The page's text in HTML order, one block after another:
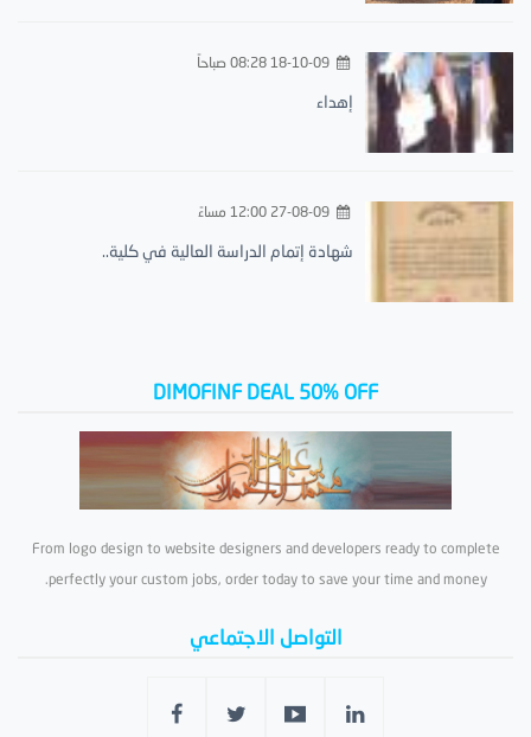
18-10-09 08:28 صباحاً
إهداء
27-08-09 12:00 مساءً
شهادة إتمام الدراسة العالية في كلية..
DIMOFINF DEAL 50% OFF
From logo design to website designers and developers ready to complete
perfectly your custom jobs, order today to save your time and money.
التواصل الاجتماعي